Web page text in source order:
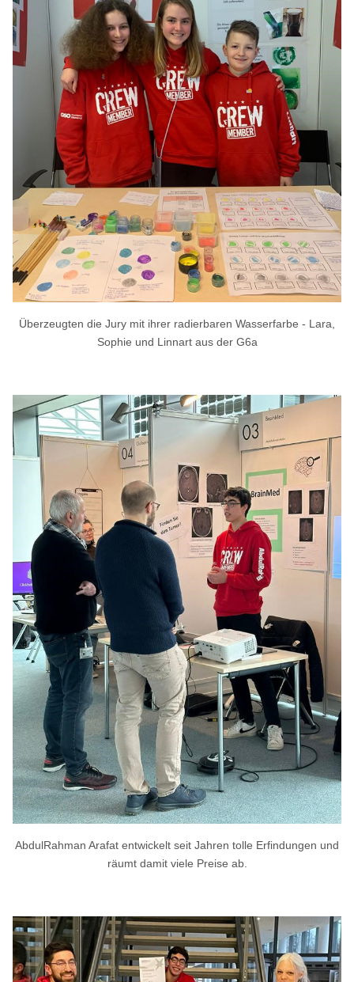
Überzeugten die Jury mit ihrer radierbaren Wasserfarbe - Lara,
Sophie und Linnart aus der G6a
AbdulRahman Arafat entwickelt seit Jahren tolle Erfindungen und
räumt damit viele Preise ab.